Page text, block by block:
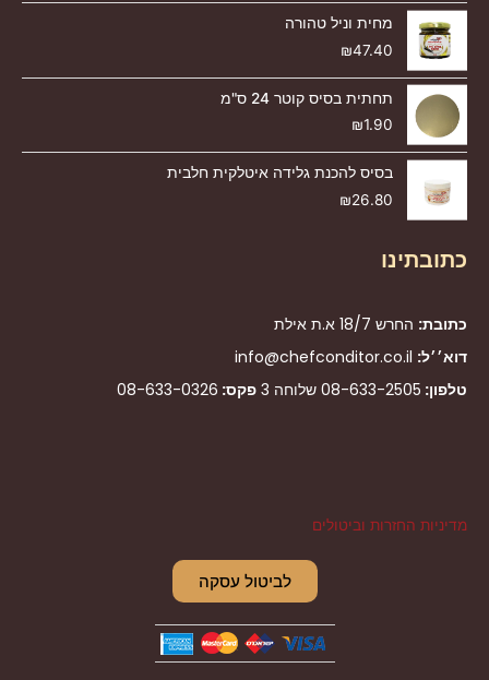
מחית וניל טהורה
₪47.40
תחתית בסיס קוטר 24 ס"מ
₪1.90
בסיס להכנת גלידה איטלקית חלבית
₪26.80
כתובתינו
כתובת: החרש 18/7 א.ת אילת
דוא׳׳ל: info@chefconditor.co.il
טלפון: 08-633-2505 שלוחה 3 פקס: 08-633-0326
מדיניות החזרות וביטולים
לביטול עסקה